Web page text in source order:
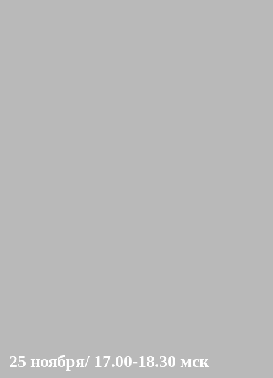
25 ноября/ 17.00-18.30 мск